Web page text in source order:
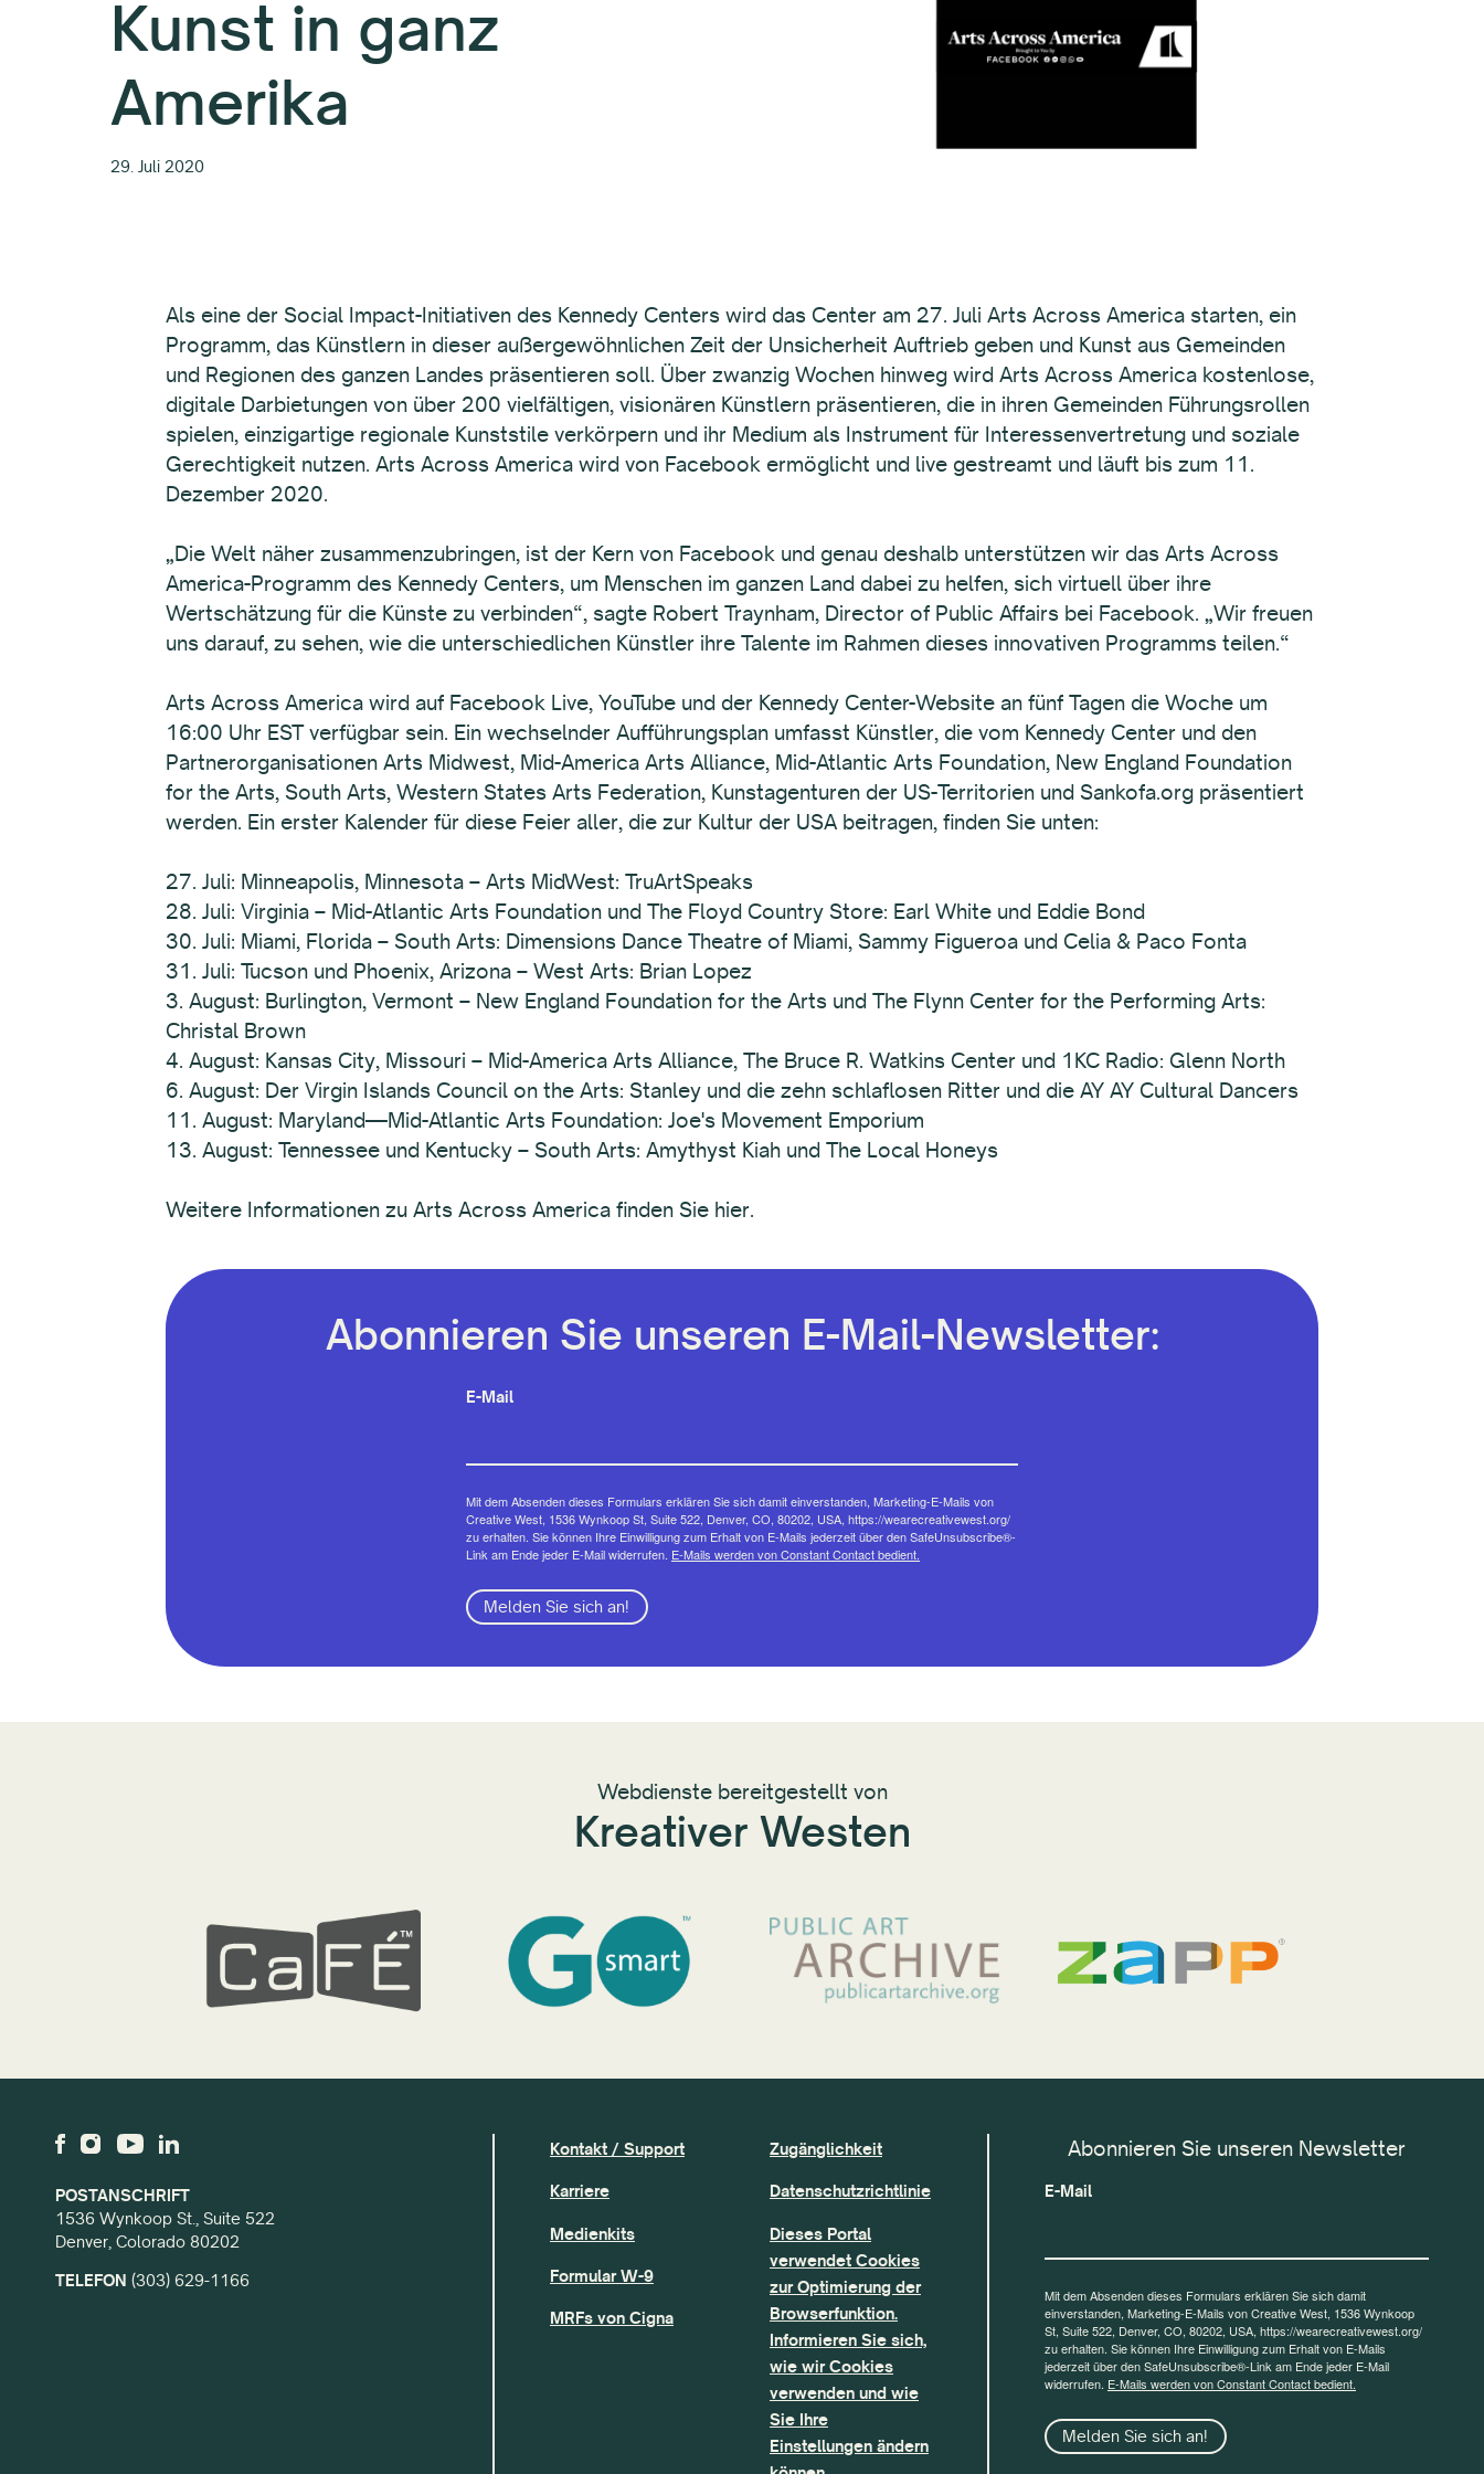
Kunst in ganz
Amerika
29. Juli 2020
Als eine der Social Impact-Initiativen des Kennedy Centers wird das Center am 27. Juli Arts Across America starten, ein
Programm, das Künstlern in dieser außergewöhnlichen Zeit der Unsicherheit Auftrieb geben und Kunst aus Gemeinden
und Regionen des ganzen Landes präsentieren soll. Über zwanzig Wochen hinweg wird Arts Across America kostenlose,
digitale Darbietungen von über 200 vielfältigen, visionären Künstlern präsentieren, die in ihren Gemeinden Führungsrollen
spielen, einzigartige regionale Kunststile verkörpern und ihr Medium als Instrument für Interessenvertretung und soziale
Gerechtigkeit nutzen. Arts Across America wird von Facebook ermöglicht und live gestreamt und läuft bis zum 11.
Dezember 2020.
„Die Welt näher zusammenzubringen, ist der Kern von Facebook und genau deshalb unterstützen wir das Arts Across
America-Programm des Kennedy Centers, um Menschen im ganzen Land dabei zu helfen, sich virtuell über ihre
Wertschätzung für die Künste zu verbinden“, sagte Robert Traynham, Director of Public Affairs bei Facebook. „Wir freuen
uns darauf, zu sehen, wie die unterschiedlichen Künstler ihre Talente im Rahmen dieses innovativen Programms teilen.“
Arts Across America wird auf Facebook Live, YouTube und der Kennedy Center-Website an fünf Tagen die Woche um
16:00 Uhr EST verfügbar sein. Ein wechselnder Aufführungsplan umfasst Künstler, die vom Kennedy Center und den
Partnerorganisationen Arts Midwest, Mid-America Arts Alliance, Mid-Atlantic Arts Foundation, New England Foundation
for the Arts, South Arts, Western States Arts Federation, Kunstagenturen der US-Territorien und Sankofa.org präsentiert
werden. Ein erster Kalender für diese Feier aller, die zur Kultur der USA beitragen, finden Sie unten:
27. Juli: Minneapolis, Minnesota – Arts MidWest: TruArtSpeaks
28. Juli: Virginia – Mid-Atlantic Arts Foundation und The Floyd Country Store: Earl White und Eddie Bond
30. Juli: Miami, Florida – South Arts: Dimensions Dance Theatre of Miami, Sammy Figueroa und Celia & Paco Fonta
31. Juli: Tucson und Phoenix, Arizona – West Arts: Brian Lopez
3. August: Burlington, Vermont – New England Foundation for the Arts und The Flynn Center for the Performing Arts:
Christal Brown
4. August: Kansas City, Missouri – Mid-America Arts Alliance, The Bruce R. Watkins Center und 1KC Radio: Glenn North
6. August: Der Virgin Islands Council on the Arts: Stanley und die zehn schlaflosen Ritter und die AY AY Cultural Dancers
11. August: Maryland—Mid-Atlantic Arts Foundation: Joe's Movement Emporium
13. August: Tennessee und Kentucky – South Arts: Amythyst Kiah und The Local Honeys
Weitere Informationen zu Arts Across America finden Sie hier.
Abonnieren Sie unseren E-Mail-Newsletter:
E-Mail
Mit dem Absenden dieses Formulars erklären Sie sich damit einverstanden, Marketing-E-Mails von
Creative West, 1536 Wynkoop St, Suite 522, Denver, CO, 80202, USA, https://wearecreativewest.org/
zu erhalten. Sie können Ihre Einwilligung zum Erhalt von E-Mails jederzeit über den SafeUnsubscribe®-
Link am Ende jeder E-Mail widerrufen. E-Mails werden von Constant Contact bedient.
Melden Sie sich an!
Webdienste bereitgestellt von
Kreativer Westen
POSTANSCHRIFT
1536 Wynkoop St., Suite 522
Denver, Colorado 80202
TELEFON (303) 629-1166
Kontakt / Support
Karriere
Medienkits
Formular W-9
MRFs von Cigna
Zugänglichkeit
Datenschutzrichtlinie
Dieses Portal
verwendet Cookies
zur Optimierung der
Browserfunktion.
Informieren Sie sich,
wie wir Cookies
verwenden und wie
Sie Ihre
Einstellungen ändern
Abonnieren Sie unseren Newsletter
E-Mail
Mit dem Absenden dieses Formulars erklären Sie sich damit
einverstanden, Marketing-E-Mails von Creative West, 1536 Wynkoop
St, Suite 522, Denver, CO, 80202, USA, https://wearecreativewest.org/
zu erhalten. Sie können Ihre Einwilligung zum Erhalt von E-Mails
jederzeit über den SafeUnsubscribe®-Link am Ende jeder E-Mail
widerrufen. E-Mails werden von Constant Contact bedient.
Melden Sie sich an!